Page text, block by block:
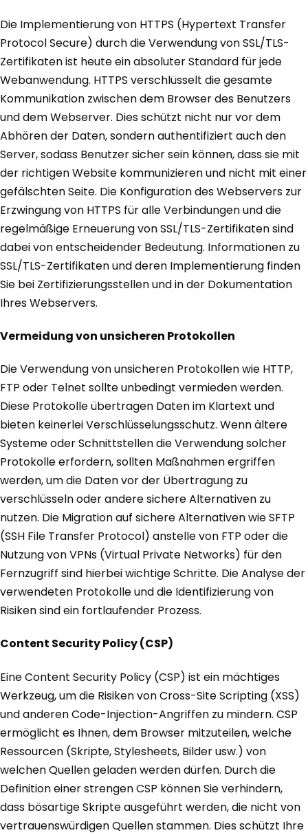
Die Implementierung von HTTPS (Hypertext Transfer
Protocol Secure) durch die Verwendung von SSL/TLS-
Zertifikaten ist heute ein absoluter Standard für jede
Webanwendung. HTTPS verschlüsselt die gesamte
Kommunikation zwischen dem Browser des Benutzers
und dem Webserver. Dies schützt nicht nur vor dem
Abhören der Daten, sondern authentifiziert auch den
Server, sodass Benutzer sicher sein können, dass sie mit
der richtigen Website kommunizieren und nicht mit einer
gefälschten Seite. Die Konfiguration des Webservers zur
Erzwingung von HTTPS für alle Verbindungen und die
regelmäßige Erneuerung von SSL/TLS-Zertifikaten sind
dabei von entscheidender Bedeutung. Informationen zu
SSL/TLS-Zertifikaten und deren Implementierung finden
Sie bei Zertifizierungsstellen und in der Dokumentation
Ihres Webservers.
Vermeidung von unsicheren Protokollen
Die Verwendung von unsicheren Protokollen wie HTTP,
FTP oder Telnet sollte unbedingt vermieden werden.
Diese Protokolle übertragen Daten im Klartext und
bieten keinerlei Verschlüsselungsschutz. Wenn ältere
Systeme oder Schnittstellen die Verwendung solcher
Protokolle erfordern, sollten Maßnahmen ergriffen
werden, um die Daten vor der Übertragung zu
verschlüsseln oder andere sichere Alternativen zu
nutzen. Die Migration auf sichere Alternativen wie SFTP
(SSH File Transfer Protocol) anstelle von FTP oder die
Nutzung von VPNs (Virtual Private Networks) für den
Fernzugriff sind hierbei wichtige Schritte. Die Analyse der
verwendeten Protokolle und die Identifizierung von
Risiken sind ein fortlaufender Prozess.
Content Security Policy (CSP)
Eine Content Security Policy (CSP) ist ein mächtiges
Werkzeug, um die Risiken von Cross-Site Scripting (XSS)
und anderen Code-Injection-Angriffen zu mindern. CSP
ermöglicht es Ihnen, dem Browser mitzuteilen, welche
Ressourcen (Skripte, Stylesheets, Bilder usw.) von
welchen Quellen geladen werden dürfen. Durch die
Definition einer strengen CSP können Sie verhindern,
dass bösartige Skripte ausgeführt werden, die nicht von
vertrauenswürdigen Quellen stammen. Dies schützt Ihre